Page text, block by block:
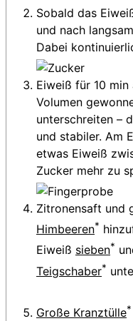
Sobald das
und nach
Dabei
Eiweiß für 10
Volumen
unterschreiten –
und stabiler. Am
etwas Eiweiß
Zucker mehr zu
Zitronensaft und
Himbeeren*
Eiweiß sieben*
Teigschaber*
Große Kranztülle*